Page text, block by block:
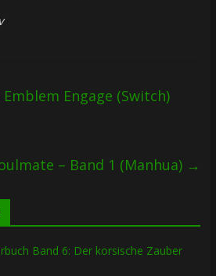
Emblem Engage (Switch)
– Band 1 (Manhua) →
Band 6: Der korsische Zauber